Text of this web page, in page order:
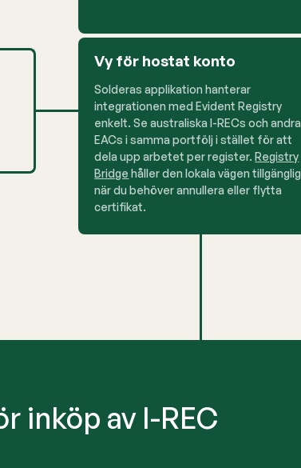
Vy för hostat konto
Solderas applikation hanterar
integrationen med Evident Registry
enkelt. Se australiska I-RECs och andra
EACs i samma portfölj i stället för att
dela upp arbetet per register.Registry
Bridge håller den lokala vägen tillgänglig
när du behöver annullera eller flytta
certifikat.
inköp av I-REC